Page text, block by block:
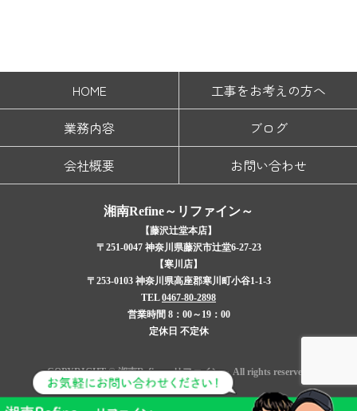
HOME
工事をお考えの方へ
業務内容
ブログ
会社概要
お問い合わせ
湘南Refine～リファイン～
【藤沢辻堂本店】
〒251-0047 神奈川県藤沢市辻堂6-27-23
【寒川店】
〒253-0103 神奈川県高座郡寒川町小谷1-1-3
TEL0467-80-2898
営業時間 8：00～19：00
定休日 不定休
COPYRIGHT © 湘南Refine～リファイン～ All rights reserved.